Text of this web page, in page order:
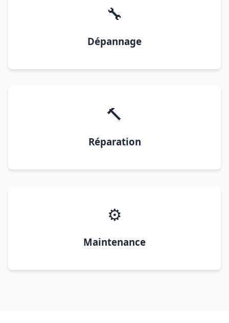
🔧
Dépannage
🔨
Réparation
⚙️
Maintenance